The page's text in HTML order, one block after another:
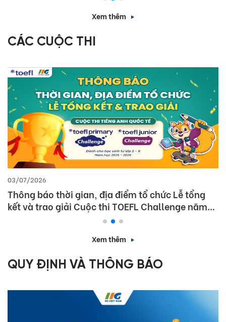
Xem thêm
CÁC CUỘC THI
03/07/2026
Thông báo thời gian, địa điểm tổ chức Lễ tổng
kết và trao giải Cuộc thi TOEFL Challenge năm
Xem thêm
QUY ĐỊNH VÀ THÔNG BÁO